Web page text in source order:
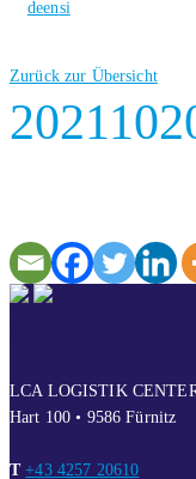
deensi
Zurück zur Übersicht
LCA LOGISTIK
Hart 100 • 9586 Fürnitz
T +43 4257 20610